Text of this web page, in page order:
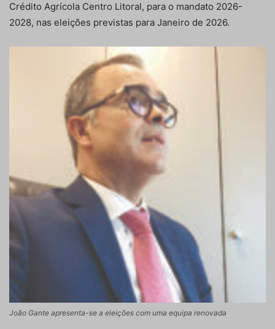
Crédito Agrícola Centro Litoral, para o mandato 2026-
2028, nas eleições previstas para Janeiro de 2026.
João Gante apresenta-se a eleições com uma equipa renovada